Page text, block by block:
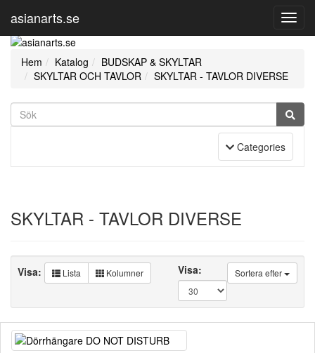
asianarts.se
Hem Katalog
BUDSKAP & SKYLTAR
SKYLTAR OCH TAVLOR
SKYLTAR - TAVLOR DIVERSE
Toggle Navigation
Categories
SKYLTAR - TAVLOR DIVERSE
Sortera efter
Visa:
Visa: Lista Kolumner